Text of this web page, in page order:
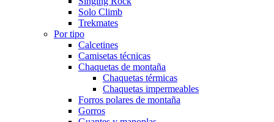
Solo Climb
Trekmates
Por tipo
Calcetines
Camisetas técnicas
Chaquetas de montaña
Chaquetas térmicas
Chaquetas impermeables
Forros polares de montaña
Gorros